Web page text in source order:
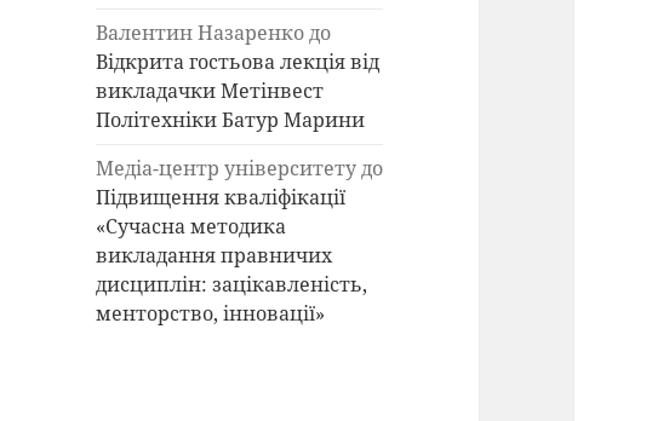
Валентин Назаренкодо
Відкрита гостьова лекція від
викладачки Метінвест
Політехніки Батур Марини
Медіа-центр університетудо
Підвищення кваліфікації
«Сучасна методика
викладання правничих
дисциплін: зацікавленість,
менторство, інновації»